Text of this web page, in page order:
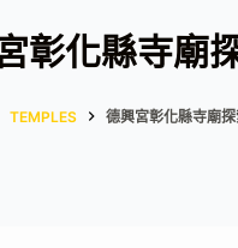
彰化縣寺廟
TEMPLES 德興宮彰化縣寺廟